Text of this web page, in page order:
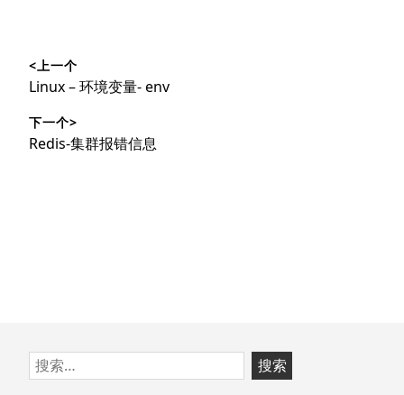
章
导
航
<上一个
上
文
章：
Linux – 环境变量- env
下一个>
下
Redis-集群报错信息
跳
至
搜
索：